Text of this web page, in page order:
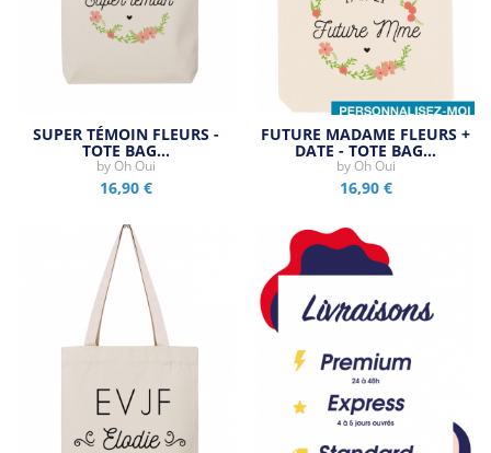
SUPER TÉMOIN FLEURS -
TOTE BAG…
by Oh Oui
16,90 €
FUTURE MADAME FLEURS +
DATE - TOTE BAG…
by Oh Oui
16,90 €